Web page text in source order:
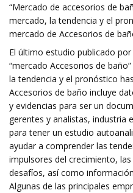
“Mercado de accesorios de
mercado, la tendencia y el
mercado de Accesorios de
El último estudio publicado
“mercado Accesorios de
la tendencia y el pronóstico
Accesorios de baño incluye
y evidencias para ser un
gerentes y analistas, industria
para tener un estudio
ayudar a comprender las
impulsores del crecimiento,
desafíos, así como
Algunas de las principales